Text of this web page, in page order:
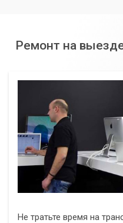
Ремонт на
Не тратьте время на